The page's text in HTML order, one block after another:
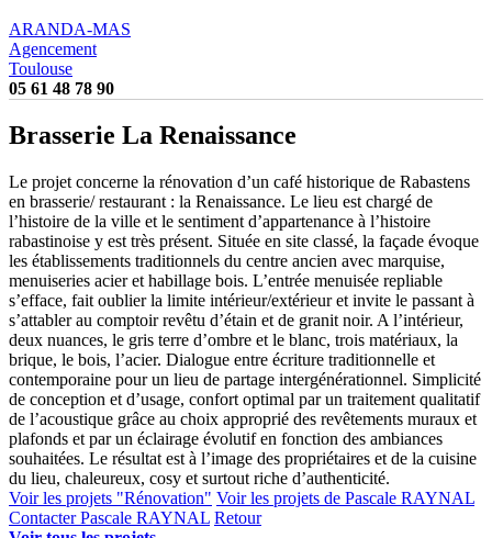
ARANDA-MAS
Agencement
Toulouse
05 61 48 78 90
Brasserie La Renaissance
Le projet concerne la rénovation d’un café historique de Rabastens
en brasserie/ restaurant : la Renaissance. Le lieu est chargé de
l’histoire de la ville et le sentiment d’appartenance à l’histoire
rabastinoise y est très présent. Située en site classé, la façade évoque
les établissements traditionnels du centre ancien avec marquise,
menuiseries acier et habillage bois. L’entrée menuisée repliable
s’efface, fait oublier la limite intérieur/extérieur et invite le passant à
s’attabler au comptoir revêtu d’étain et de granit noir. A l’intérieur,
deux nuances, le gris terre d’ombre et le blanc, trois matériaux, la
brique, le bois, l’acier. Dialogue entre écriture traditionnelle et
contemporaine pour un lieu de partage intergénérationnel. Simplicité
de conception et d’usage, confort optimal par un traitement qualitatif
de l’acoustique grâce au choix approprié des revêtements muraux et
plafonds et par un éclairage évolutif en fonction des ambiances
souhaitées. Le résultat est à l’image des propriétaires et de la cuisine
du lieu, chaleureux, cosy et surtout riche d’authenticité.
Voir les projets "Rénovation" Voir les projets de Pascale RAYNAL
Contacter Pascale RAYNAL Retour